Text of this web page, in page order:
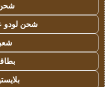
شحن
شحن لودو